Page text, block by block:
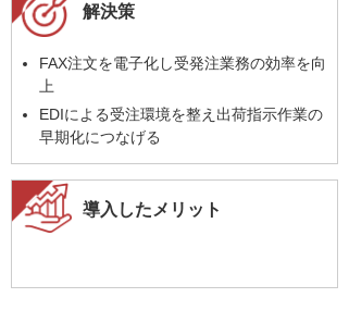
解決策
FAX注文を電子化し受発注業務の効率を向
上
EDIによる受注環境を整え出荷指示作業の
早期化につなげる
導入したメリット